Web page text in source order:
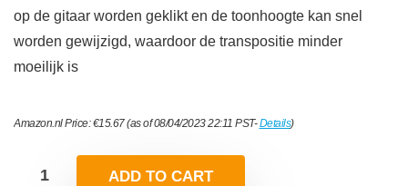
op de gitaar worden geklikt en de toonhoogte kan snel
worden gewijzigd, waardoor de transpositie minder
moeilijk is
Amazon.nl Price:€15.67(as of 08/04/2023 22:11 PST-Details)
ADD TO CART